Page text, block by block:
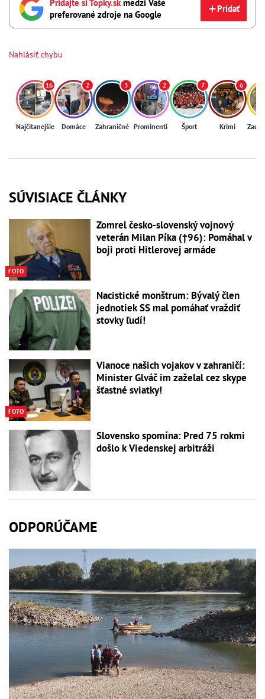
Pridajte si Topky.sk medzi Vaše
preferované zdroje na Google
Pridať
Nahlásiť chybu
16
Najčítanejšie
2
Domáce
3
Zahraničné
2
Prominenti
7
Šport
6
Krimi
SÚVISIACE ČLÁNKY
FOTO
Zomrel česko-slovenský vojnový
veterán Milan Píka (†96): Pomáhal v
boji proti Hitlerovej armáde
Nacistické monštrum: Bývalý člen
jednotiek SS mal pomáhať vraždiť
stovky ľudí!
FOTO
Vianoce našich vojakov v zahraničí:
Minister Glváč im zaželal cez skype
šťastné sviatky!
Slovensko spomína: Pred 75 rokmi
došlo k Viedenskej arbitráži
ODPORÚČAME